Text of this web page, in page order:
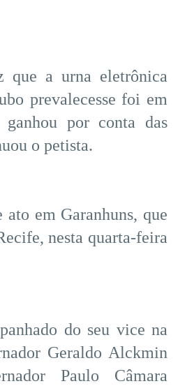
que a urna eletrônica
prevalecesse foi em
por conta das
o petista.
em Garanhuns, que
nesta quarta-feira
do seu vice na
Geraldo Alckmin
Paulo Câmara